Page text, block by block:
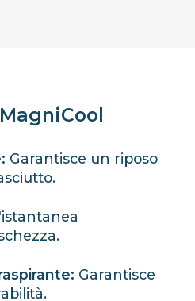
Garantisce un riposo
Garantisce